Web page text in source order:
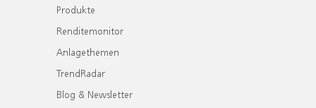
Produkte
Renditemonitor
Anlagethemen
TrendRadar
Blog & Newsletter